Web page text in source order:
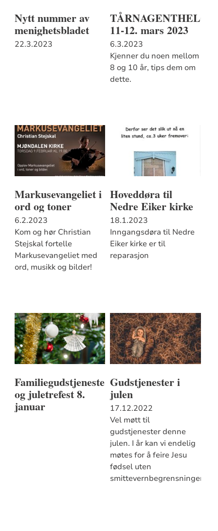
Nytt nummer av
menighetsbladet
22.3.2023
TÅRNAGENTHELG
11-12. mars 2023
6.3.2023
Kjenner du noen mellom
8 og 10 år, tips dem om
dette.
Markusevangeliet i
ord og toner
6.2.2023
Kom og hør Christian
Stejskal fortelle
Markusevangeliet med
ord, musikk og bilder!
Hoveddøra til
Nedre Eiker kirke
18.1.2023
Inngangsdøra til Nedre
Eiker kirke er til
reparasjon
Familiegudstjeneste
og juletrefest 8.
januar
Gudstjenester i
julen
17.12.2022
Vel møtt til
gudstjenester denne
julen. I år kan vi endelig
møtes for å feire Jesu
fødsel uten
smittevernbegrensninger.